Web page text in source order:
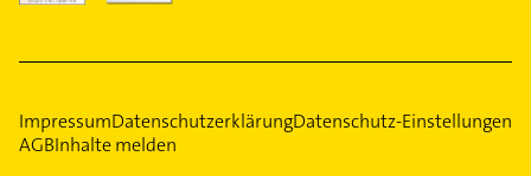
ImpressumDatenschutzerklärungDatenschutz-Einstellungen
AGBInhalte melden